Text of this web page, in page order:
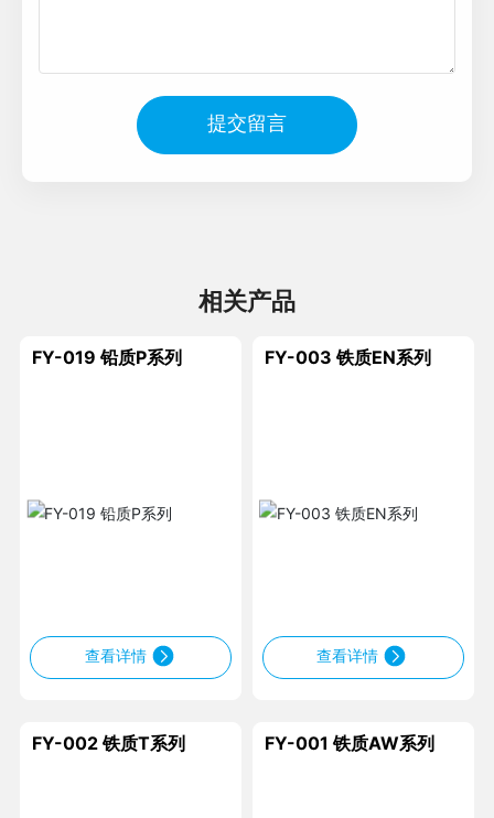
提交留言
相关产品
FY-019 铅质P系列
查看详情
FY-003 铁质EN系列
查看详情
FY-002 铁质T系列 FY-001 铁质AW系列